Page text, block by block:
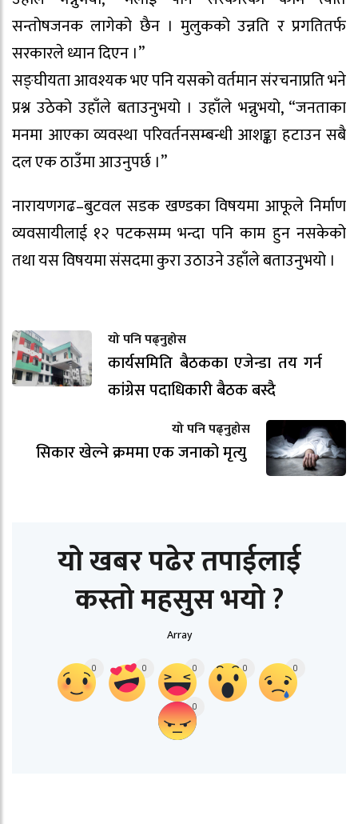
सन्तोषजनक लागेको छैन । मुलुकको उन्नति र प्रगतितर्फ
सरकारले ध्यान दिएन ।”
सङ्घीयता आवश्यक भए पनि यसको वर्तमान संरचनाप्रति भने
प्रश्न उठेको उहाँले बताउनुभयो । उहाँले भन्नुभयो, “जनताका
मनमा आएका व्यवस्था परिवर्तनसम्बन्धी आशङ्का हटाउन सबै
दल एक ठाउँमा आउनुपर्छ ।”
नारायणगढ–बुटवल सडक खण्डका विषयमा आफूले निर्माण
व्यवसायीलाई १२ पटकसम्म भन्दा पनि काम हुन नसकेको
तथा यस विषयमा संसदमा कुरा उठाउने उहाँले बताउनुभयो ।
यो पनि पढ्नुहोस
कार्यसमिति बैठकका एजेन्डा तय गर्न
कांग्रेस पदाधिकारी बैठक बस्दै
यो पनि पढ्नुहोस
सिकार खेल्ने क्रममा एक जनाको मृत्यु
यो खबर पढेर तपाईलाई
कस्तो महसुस भयो ?
Array
0 0 0 0 0
0